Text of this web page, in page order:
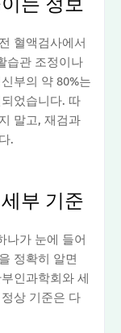
혈액검사에서
습관 조정이나
부의 약 80%는
었습니다. 따
말고, 재검과
.
부 기준
나가 눈에 들어
정확히 알면
인과학회와 세
상 기준은 다